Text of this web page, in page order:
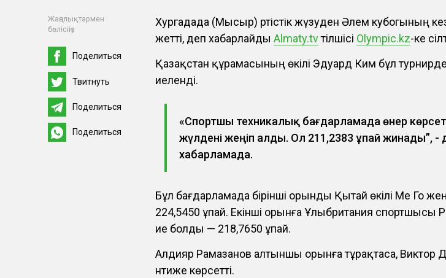
Жаңалықтармен
бөлісіңіз
Поделиться
Твитнуть
Поделиться
Поделиться
Хургадада (Мысыр) әртістік жүзуден Әлем кубогының
жетті, деп хабарлайдыАlmaty.tvтілшісі Оlympic.kz-ке
Қазақстан құрамасының өкілі Эдуард Ким бұл
иеленді.
«Спортшы техникалық бағдарламада өнер
жүлдені жеңіп алды. Ол 211,2383 ұпай жинады”, -
хабарламада.
Бұл бағдарламада бірінші орынды Қытай өкілі Ме Го
224,5450 ұпай. Екінші орынға Ұлыбритания спортшысы
ие болды — 218,7650 ұпай.
Алдияр Рамазанов алтыншы орынға тұрақтаса, Виктор
нәтиже көрсетті.